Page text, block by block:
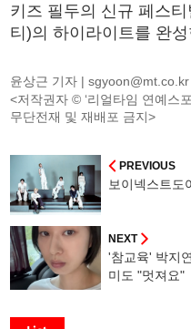
키즈 필두의 신규 페스
티)의 하이라이트를 완
윤상근 기자 |sgyoon@mt.co.kr
<저작권자 © ‘리얼타임 연예스
무단전재 및 재배포 금지>
PREVIOUS
보이넥스트도
NEXT
'참교육' 박지
미도 "멋져요"